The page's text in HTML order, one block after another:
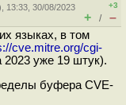
13:33, 30/08/2023
+3
+ / –
языках, в том
cve.mitre.org/cgi-
2023 уже 19 штук).
буфера CVE-